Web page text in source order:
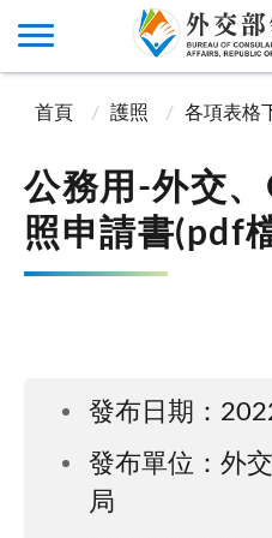
首頁 護照 各項表格
公務用-外交
照申請書(pdf
發布日期：
發布單位：外
局